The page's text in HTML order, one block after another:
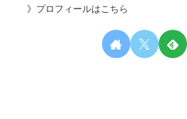
》プロフィールはこちら